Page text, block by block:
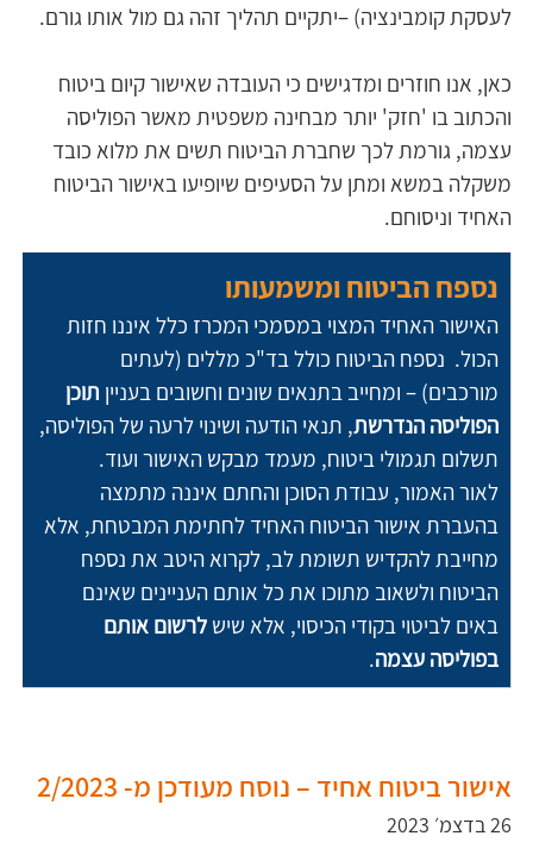
לעסקת קומבינציה) –יתקיים תהליך זהה גם מול אותו גורם.
כאן, אנו חוזרים ומדגישים כי העובדה שאישור קיום ביטוח
והכתוב בו 'חזק' יותר מבחינה משפטית מאשר הפוליסה
עצמה, גורמת לכך שחברת הביטוח תשים את מלוא כובד
משקלה במשא ומתן על הסעיפים שיופיעו באישור הביטוח
האחיד וניסוחם.
נספח הביטוח ומשמעותו
האישור האחיד המצוי במסמכי המכרז כלל איננו חזות
הכול.  נספח הביטוח כולל בד"כ מללים (לעתים
מורכבים) – ומחייב בתנאים שונים וחשובים בעניין תוכן
הפוליסה הנדרשת, תנאי הודעה ושינוי לרעה של הפוליסה,
תשלום תגמולי ביטוח, מעמד מבקש האישור ועוד.
לאור האמור, עבודת הסוכן והחתם איננה מתמצה
בהעברת אישור הביטוח האחיד לחתימת המבטחת, אלא
מחייבת להקדיש תשומת לב, לקרוא היטב את נספח
הביטוח ולשאוב מתוכו את כל אותם העניינים שאינם
באים לביטוי בקודי הכיסוי, אלא שיש לרשום אותם
בפוליסה עצמה.
אישור ביטוח אחיד – נוסח מעודכן מ- 2/2023
26 בדצמ׳ 2023